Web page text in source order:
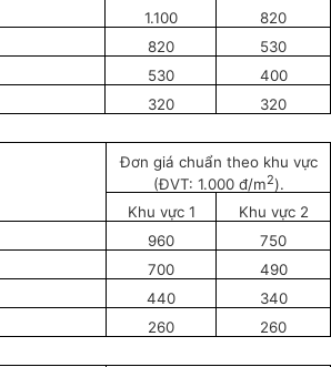
1.100
820
820
530
530
400
320
320
Đơn giá chuẩn theo khu vực
(ĐVT: 1.000 đ/m2).
Khu vực 1
Khu vực 2
960
750
700
490
440
340
260
260